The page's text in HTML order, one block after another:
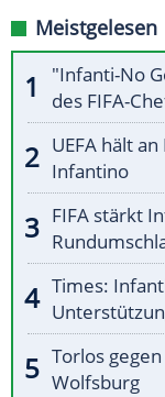
Meistgelesen
"Infanti-No
des FIFA-
UEFA hält
Infantino
FIFA stärkt
Times:
Torlos
Wolfsburg